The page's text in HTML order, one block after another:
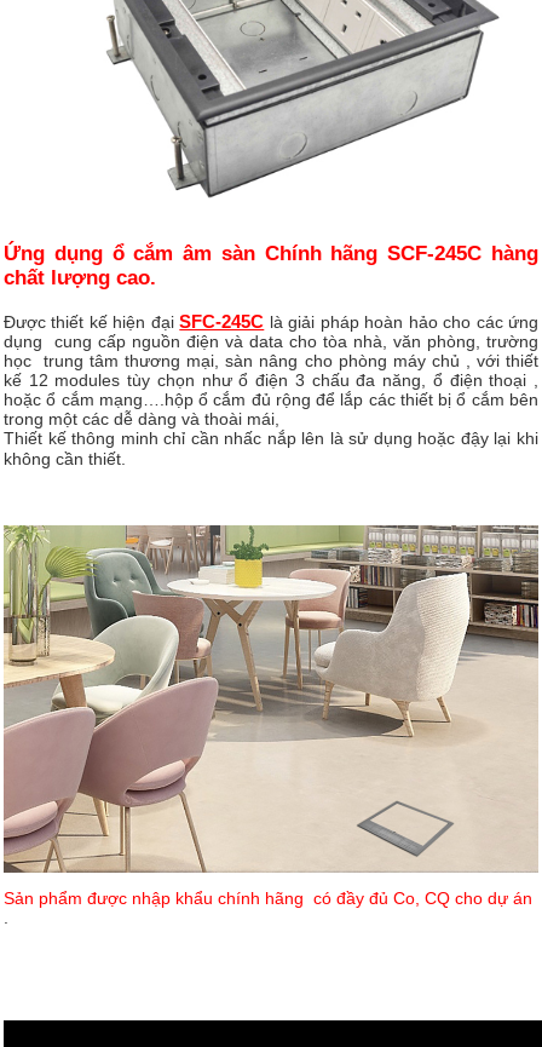
Ứng dụng ổ cắm âm sàn Chính hãng SCF-245C hàng
chất lượng cao.
Được thiết kế hiện đạiSFC-245C là giải pháp hoàn hảo cho các ứng
dụng cung cấp nguồn điện và data cho tòa nhà, văn phòng, trường
học trung tâm thương mại, sàn nâng cho phòng máy chủ , với thiết
kế 12 modules tùy chọn như ổ điện 3 chấu đa năng, ổ điện thoại ,
hoặc ổ cắm mạng….hộp ổ cắm đủ rộng để lắp các thiết bị ổ cắm bên
trong một các dễ dàng và thoài mái,
Thiết kế thông minh chỉ cần nhấc nắp lên là sử dụng hoặc đậy lại khi
không cần thiết.
Sản phẩm được nhập khẩu chính hãng có đầy đủ Co, CQ cho dự án